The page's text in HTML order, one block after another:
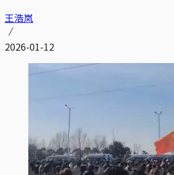
王浩岚
2026-01-12